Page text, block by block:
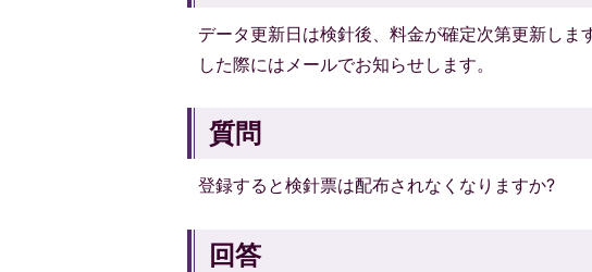
データ更新日は検針後、料金が確定次第更新し
した際にはメールでお知らせします。
質問
登録すると検針票は配布されなくなりますか?
回答